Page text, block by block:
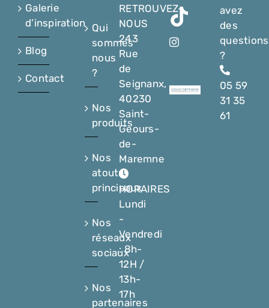
Galerie
d’inspiration
Blog
Contact
Qui
sommes
nous
?
Nos
produits
Nos
atouts
principaux
Nos
réseaux
sociaux
Nos
partenaires
RETROUVEZ-
NOUS
243
Rue
de
Seignanx,
40230
Saint-
Geours-
de-
Maremne
HORAIRES
Lundi
-
Vendredi
: 8h-
12H /
13h-
17h
avez
des
questions
?
05 59
31 35
61